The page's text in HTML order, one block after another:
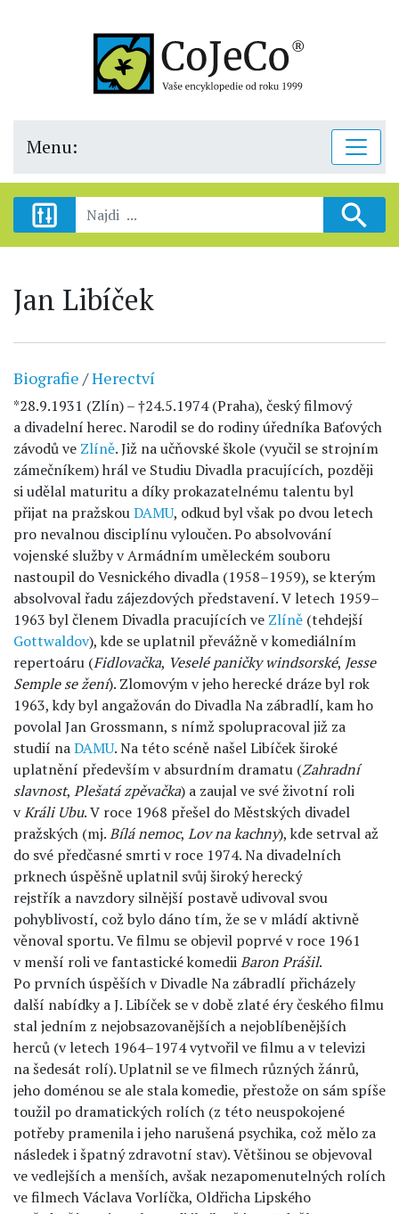
Menu:
Jan Libíček
Biografie /Herectví
*28.9.1931 (Zlín) – †24.5.1974 (Praha), český filmový
a divadelní herec. Narodil se do rodiny úředníka Baťových
závodů ve Zlíně. Již na učňovské škole (vyučil se strojním
zámečníkem) hrál ve Studiu Divadla pracujících, později
si udělal maturitu a díky prokazatelnému talentu byl
přijat na pražskouDAMU, odkud byl však po dvou letech
pro nevalnou disciplínu vyloučen. Po absolvování
vojenské služby v Armádním uměleckém souboru
nastoupil do Vesnického divadla (1958–1959), se kterým
absolvoval řadu zájezdových představení. V letech 1959–
1963 byl členem Divadla pracujících ve Zlíně (tehdejší
Gottwaldov), kde se uplatnil převážně v komediálním
repertoáru (Fidlovačka, Veselé paničky windsorské, Jesse
Semple se žení). Zlomovým v jeho herecké dráze byl rok
1963, kdy byl angažován do Divadla Na zábradlí, kam ho
povolal Jan Grossmann, s nímž spolupracoval již za
studií naDAMU. Na této scéně našel Libíček široké
uplatnění především v absurdním dramatu (Zahradní
slavnost, Plešatá zpěvačka) a zaujal ve své životní roli
vKráli Ubu. V roce 1968 přešel do Městských divadel
pražských (mj.Bílá nemoc, Lov na kachny), kde setrval až
do své předčasné smrti v roce 1974. Na divadelních
prknech úspěšně uplatnil svůj široký herecký
rejstřík a navzdory silnější postavě udivoval svou
pohyblivostí, což bylo dáno tím, že se v mládí aktivně
věnoval sportu. Ve filmu se objevil poprvé v roce 1961
v menší roli ve fantastické komediiBaron Prášil.
Po prvních úspěších v Divadle Na zábradlí přicházely
další nabídky a J. Libíček se v době zlaté éry českého filmu
stal jedním z nejobsazovanějších a nejoblíbenějších
herců (v letech 1964–1974 vytvořil ve filmu a v televizi
na šedesát rolí). Uplatnil se ve filmech různých žánrů,
jeho doménou se ale stala komedie, přestože on sám spíše
toužil po dramatických rolích (z této neuspokojené
potřeby pramenila i jeho narušená psychika, což mělo za
následek i špatný zdravotní stav). Většinou se objevoval
ve vedlejších a menších, avšak nezapomenutelných rolích
ve filmech Václava Vorlíčka, Oldřicha Lipského